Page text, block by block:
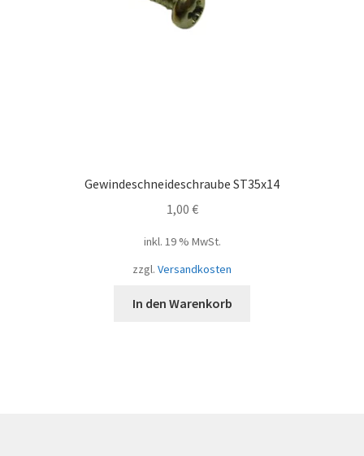
Gewindeschneideschraube ST35x14
1,00 €
inkl. 19 % MwSt.
zzgl. Versandkosten
In den Warenkorb